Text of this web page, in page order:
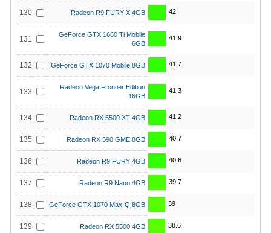
130 Radeon R9 FURY X 4GB 42
131
GeForce GTX 1660 Ti Mobile
6GB
41.9
132 GeForce GTX 1070 Mobile 8GB 41.7
133
Radeon Vega Frontier Edition
16GB
41.3
134 Radeon RX 5500 XT 4GB 41.2
135 Radeon RX 590 GME 8GB 40.7
136 Radeon R9 FURY 4GB 40.6
137 Radeon R9 Nano 4GB 39.7
138 GeForce GTX 1070 Max-Q 8GB 39
139 Radeon RX 5500 4GB 38.6